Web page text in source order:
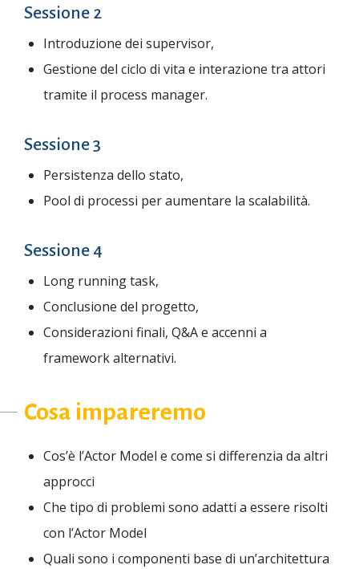
Sessione 2
Introduzione dei supervisor,
Gestione del ciclo di vita e interazione tra attori
tramite il process manager.
Sessione 3
Persistenza dello stato,
Pool di processi per aumentare la scalabilità.
Sessione 4
Long running task,
Conclusione del progetto,
Considerazioni finali, Q&A e accenni a
framework alternativi.
Cosa impareremo
Cos’è l’Actor Model e come si differenzia da altri
approcci
Che tipo di problemi sono adatti a essere risolti
con l’Actor Model
Quali sono i componenti base di un’architettura